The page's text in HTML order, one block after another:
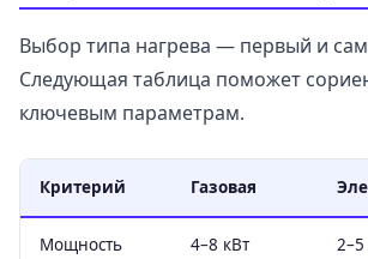
Выбор типа нагрева — первый и
Следующая таблица поможет
ключевым параметрам.
Критерий Газовая
Мощность
4–8 кВт